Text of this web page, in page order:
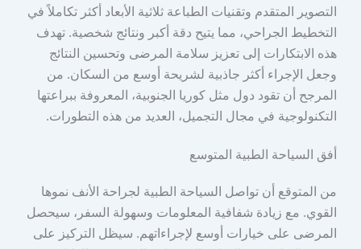
التصوير المتقدم وتقنيات الطباعة ثلاثية الأبعاد أكثر تكاملاً في
التخطيط الجراحي، مما يتيح دقة أكبر ونتائج شخصية. تهدف
هذه الابتكارات إلى تعزيز سلامة المرضى وتحسين النتائج
وجعل الإجراء أكثر جاذبية لشريحة أوسع من السكان. من
المرجح أن تقود دول مثل كوريا الجنوبية، المعروفة ببراعتها
التكنولوجية في مجال التجميل، العديد من هذه التطورات.
أفق السياحة الطبية المتوسع
من المتوقع أن تواصل السياحة الطبية لجراحة الأنف نموها
القوي. مع زيادة شفافية المعلومات وسهولة السفر، سيحصل
المرضى على خيارات أوسع لإجراءاتهم. سيظل التركيز على